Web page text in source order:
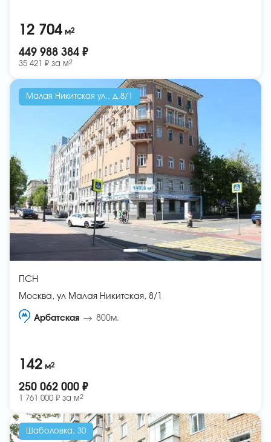
12 704 м2
449 988 384 ₽
35 421 ₽ за м2
Малая Никитская ул., д.8/1
ПСН
Москва, ул Малая Никитская, 8/1
Арбатская 800м.
142 м2
250 062 000 ₽
1 761 000 ₽ за м2
Шаболовка, 30